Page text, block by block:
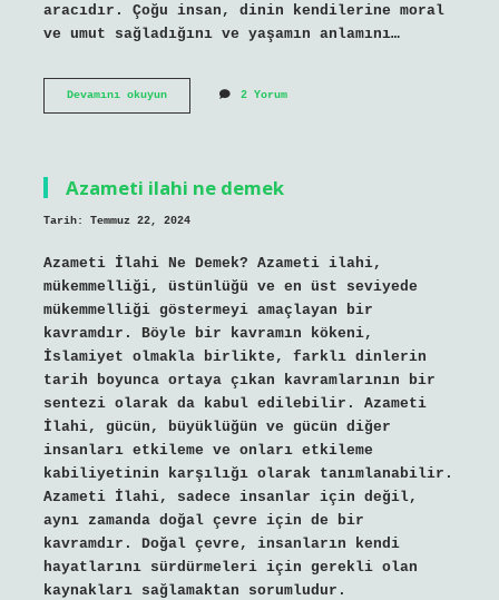
aracıdır. Çoğu insan, dinin kendilerine moral
ve umut sağladığını ve yaşamın anlamını…
Devamını okuyunGerçek
2 Yorum
Azameti ilahi ne demek
Tarih: Temmuz 22, 2024
Azameti İlahi Ne Demek? Azameti ilahi,
mükemmelliği, üstünlüğü ve en üst seviyede
mükemmelliği göstermeyi amaçlayan bir
kavramdır. Böyle bir kavramın kökeni,
İslamiyet olmakla birlikte, farklı dinlerin
tarih boyunca ortaya çıkan kavramlarının bir
sentezi olarak da kabul edilebilir. Azameti
İlahi, gücün, büyüklüğün ve gücün diğer
insanları etkileme ve onları etkileme
kabiliyetinin karşılığı olarak tanımlanabilir.
Azameti İlahi, sadece insanlar için değil,
aynı zamanda doğal çevre için de bir
kavramdır. Doğal çevre, insanların kendi
hayatlarını sürdürmeleri için gerekli olan
kaynakları sağlamaktan sorumludur.